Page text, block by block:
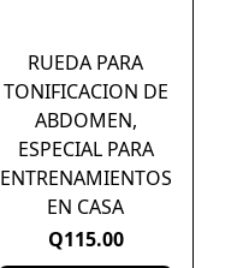
RUEDA PARA
TONIFICACION DE
ABDOMEN,
ESPECIAL PARA
ENTRENAMIENTOS
EN CASA
Q115.00